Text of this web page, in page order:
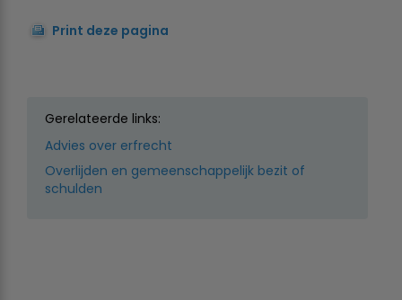
Print deze pagina
Gerelateerde links:
Advies over erfrecht
Overlijden en gemeenschappelijk bezit of
schulden